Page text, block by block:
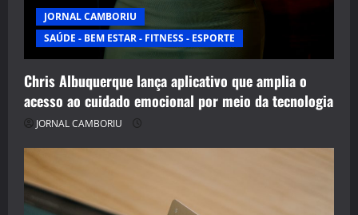
JORNAL CAMBORIU
SAÚDE - BEM ESTAR - FITNESS - ESPORTE
Chris Albuquerque lança aplicativo que amplia o
acesso ao cuidado emocional por meio da tecnologia
JORNAL CAMBORIU